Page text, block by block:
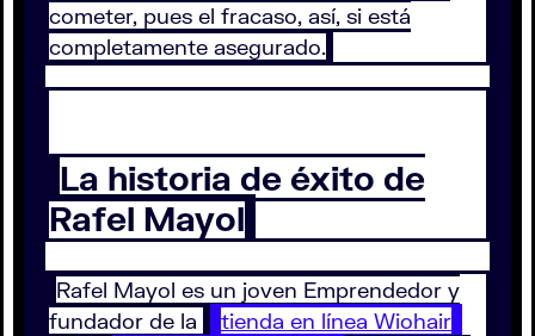
cometer, pues el fracaso, así, si está
completamente asegurado.
La historia de éxito de
Rafel Mayol
Rafel Mayol es un joven Emprendedor y
fundador de la
tienda en línea Wiohair